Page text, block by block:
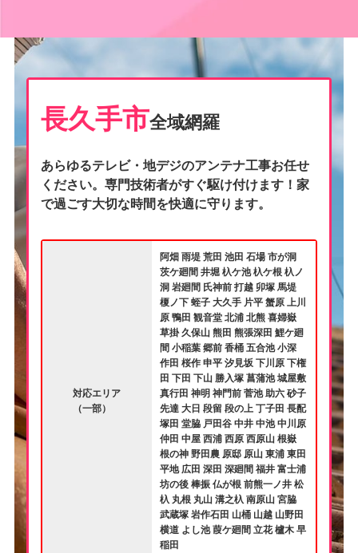
長久手市全域網羅
あらゆるテレビ・地デジのアンテナ工事お任せ
ください。専門技術者がすぐ駆け付けます！家
で過ごす大切な時間を快適に守ります。
対応エリア
（一部）
阿畑 雨堤 荒田 池田 石場 市が洞
茨ケ廻間 井堀 杁ケ池 杁ケ根 杁ノ
洞 岩廻間 氏神前 打越 卯塚 馬堤
榎ノ下 蛭子 大久手 片平 蟹原 上川
原 鴨田 観音堂 北浦 北熊 喜婦嶽
草掛 久保山 熊田 熊張深田 鯉ケ廻
間 小稲葉 郷前 香桶 五合池 小深
作田 桜作 申平 汐見坂 下川原 下権
田 下田 下山 勝入塚 菖蒲池 城屋敷
真行田 神明 神門前 菅池 助六 砂子
先達 大日 段留 段の上 丁子田 長配
塚田 堂脇 戸田谷 中井 中池 中川原
仲田 中屋 西浦 西原 西原山 根嶽
根の神 野田農 原邸 原山 東浦 東田
平地 広田 深田 深廻間 福井 富士浦
坊の後 棒振 仏が根 前熊一ノ井 松
杁 丸根 丸山 溝之杁 南原山 宮脇
武蔵塚 岩作石田 山桶 山越 山野田
横道 よし池 葭ケ廻間 立花 櫨木 早
稲田